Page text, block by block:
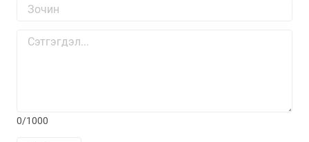
0/1000